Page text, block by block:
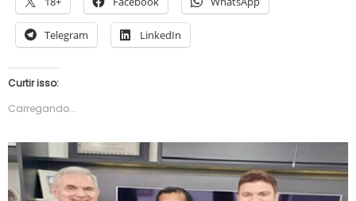
Telegram LinkedIn
Curtir isso:
Carregando...